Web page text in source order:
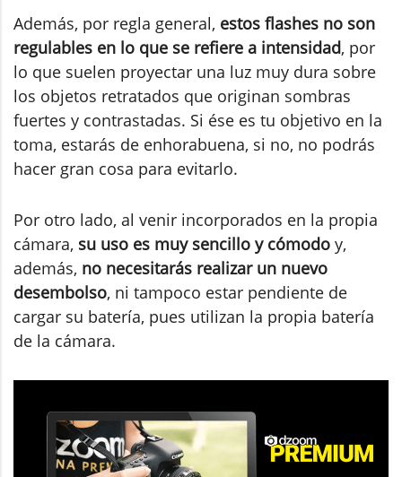
Además, por regla general, estos flashes no son
regulables en lo que se refiere a intensidad, por
lo que suelen proyectar una luz muy dura sobre
los objetos retratados que originan sombras
fuertes y contrastadas. Si ése es tu objetivo en la
toma, estarás de enhorabuena, si no, no podrás
hacer gran cosa para evitarlo.
Por otro lado, al venir incorporados en la propia
cámara, su uso es muy sencillo y cómodo y,
además, no necesitarás realizar un nuevo
desembolso, ni tampoco estar pendiente de
cargar su batería, pues utilizan la propia batería
de la cámara.